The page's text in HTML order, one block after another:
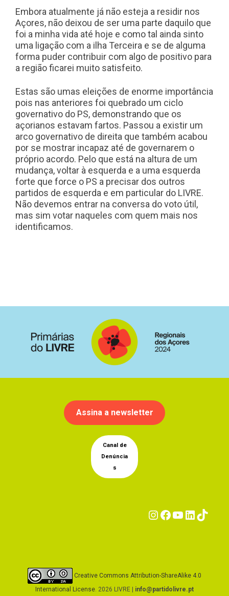
Embora atualmente já não esteja a residir nos
Açores, não deixou de ser uma parte daquilo que
foi a minha vida até hoje e como tal ainda sinto
uma ligação com a ilha Terceira e se de alguma
forma puder contribuir com algo de positivo para
a região ficarei muito satisfeito.
Estas são umas eleições de enorme importância
pois nas anteriores foi quebrado um ciclo
governativo do PS, demonstrando que os
açorianos estavam fartos. Passou a existir um
arco governativo de direita que também acabou
por se mostrar incapaz até de governarem o
próprio acordo. Pelo que está na altura de um
mudança, voltar à esquerda e a uma esquerda
forte que force o PS a precisar dos outros
partidos de esquerda e em particular do LIVRE.
Não devemos entrar na conversa do voto útil,
mas sim votar naqueles com quem mais nos
identificamos.
Assina a newsletter
Canal de
Denúncia
s
Instagram
Facebook
Creative Commons Attribution-ShareAlike 4.0
International License. 2026 LIVRE | info@partidolivre.pt